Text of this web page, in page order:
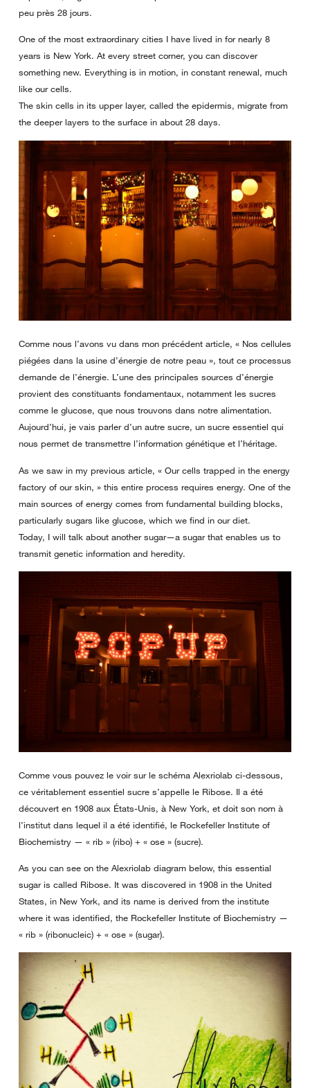
peu près 28 jours.
One of the most extraordinary cities I have lived in for nearly 8
years is New York. At every street corner, you can discover
something new. Everything is in motion, in constant renewal, much
like our cells.
The skin cells in its upper layer, called the epidermis, migrate from
the deeper layers to the surface in about 28 days.
Comme nous l’avons vu dans mon précédent article, « Nos cellules
piégées dans la usine d’énergie de notre peau », tout ce processus
demande de l’énergie. L’une des principales sources d’énergie
provient des constituants fondamentaux, notamment les sucres
comme le glucose, que nous trouvons dans notre alimentation.
Aujourd’hui, je vais parler d’un autre sucre, un sucre essentiel qui
nous permet de transmettre l’information génétique et l’héritage.
As we saw in my previous article, « Our cells trapped in the energy
factory of our skin, » this entire process requires energy. One of the
main sources of energy comes from fundamental building blocks,
particularly sugars like glucose, which we find in our diet.
Today, I will talk about another sugar—a sugar that enables us to
transmit genetic information and heredity.
Comme vous pouvez le voir sur le schéma Alexriolab ci-dessous,
ce véritablement essentiel sucre s’appelle le Ribose. Il a été
découvert en 1908 aux États-Unis, à New York, et doit son nom à
l’institut dans lequel il a été identifié, le Rockefeller Institute of
Biochemistry — « rib » (ribo) + « ose » (sucre).
As you can see on the Alexriolab diagram below, this essential
sugar is called Ribose. It was discovered in 1908 in the United
States, in New York, and its name is derived from the institute
where it was identified, the Rockefeller Institute of Biochemistry —
« rib » (ribonucleic) + « ose » (sugar).